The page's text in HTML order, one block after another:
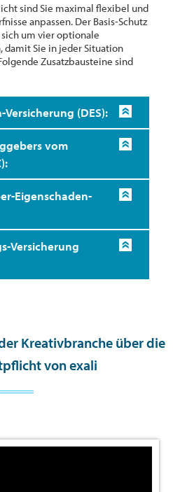
sind Sie maximal flexibel und
anpassen. Der Basis-Schutz
um vier optionale
damit Sie in jeder Situation
Zusatzbausteine sind
(DES):
vom
Eigenschaden-
Versicherung
Kreativbranche über die
von exali